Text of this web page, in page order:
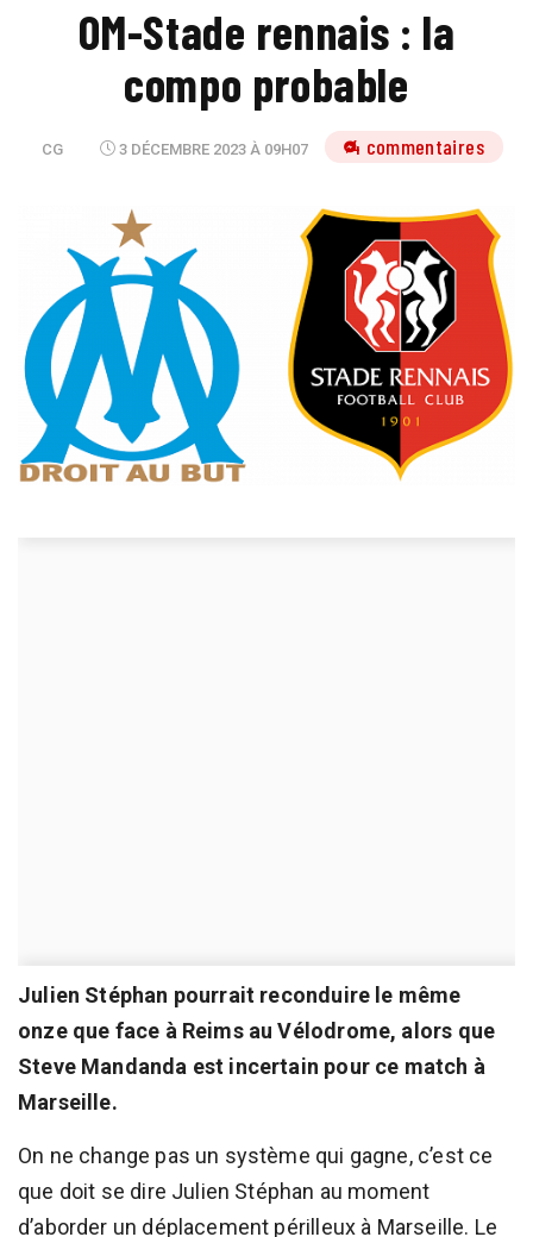
OM-Stade rennais : la
compo probable
CG 3 DÉCEMBRE 2023 À 09H07 4 commentaires
Julien Stéphan pourrait reconduire le même
onze que face à Reims au Vélodrome, alors que
Steve Mandanda est incertain pour ce match à
Marseille.
On ne change pas un système qui gagne, c’est ce
que doit se dire Julien Stéphan au moment
d’aborder un déplacement périlleux à Marseille. Le